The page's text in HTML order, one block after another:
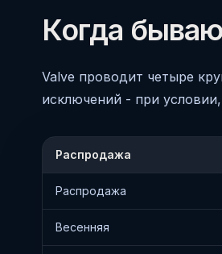
Когда
Valve проводит четыре
исключений - при
Распродажа
Распродажа
Весенняя